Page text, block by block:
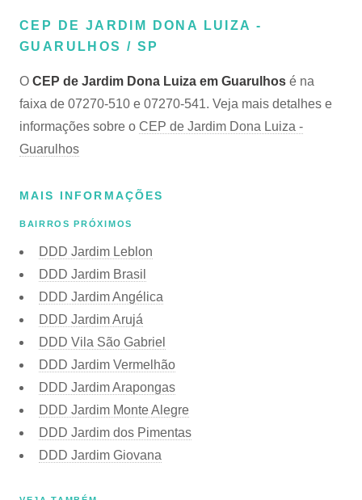
CEP DE JARDIM DONA LUIZA -
GUARULHOS / SP
O CEP de Jardim Dona Luiza em Guarulhos é na
faixa de 07270-510 e 07270-541. Veja mais detalhes e
informações sobre o CEP de Jardim Dona Luiza -
Guarulhos
MAIS INFORMAÇÕES
BAIRROS PRÓXIMOS
DDD Jardim Leblon
DDD Jardim Brasil
DDD Jardim Angélica
DDD Jardim Arujá
DDD Vila São Gabriel
DDD Jardim Vermelhão
DDD Jardim Arapongas
DDD Jardim Monte Alegre
DDD Jardim dos Pimentas
DDD Jardim Giovana